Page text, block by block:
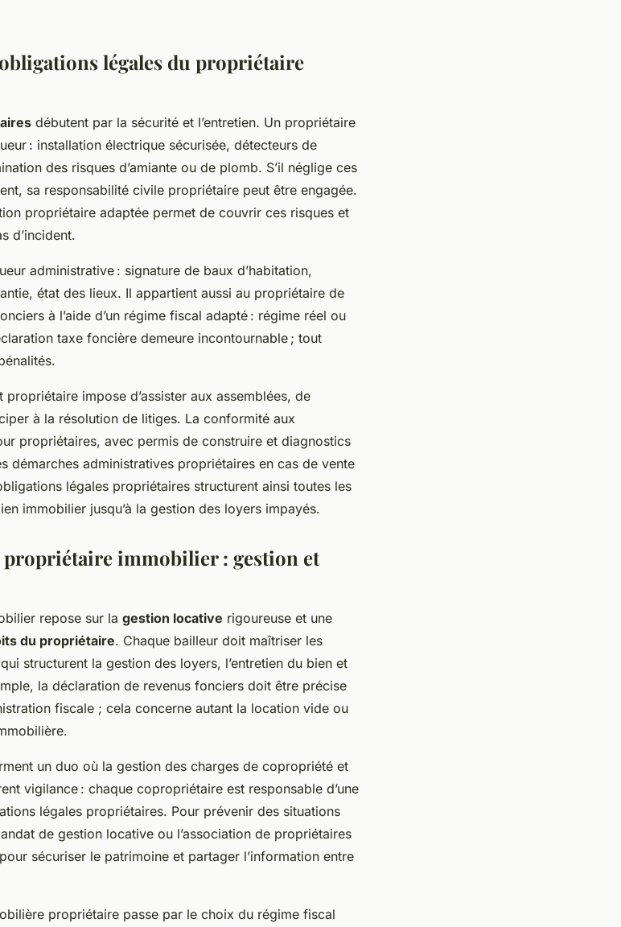
légales du propriétaire
débutent par la sécurité et l’entretien. Un propriétaire
: installation électrique sécurisée, détecteurs de
des risques d’amiante ou de plomb. S’il néglige ces
sa responsabilité civile propriétaire peut être engagée.
propriétaire adaptée permet de couvrir ces risques et
d’incident.
administrative : signature de baux d’habitation,
état des lieux. Il appartient aussi au propriétaire de
à l’aide d’un régime fiscal adapté : régime réel ou
taxe foncière demeure incontournable ; tout
impose d’assister aux assemblées, de
à la résolution de litiges. La conformité aux
propriétaires, avec permis de construire et diagnostics
démarches administratives propriétaires en cas de vente
légales propriétaires structurent ainsi toutes les
immobilier jusqu’à la gestion des loyers impayés.
propriétaire immobilier : gestion et
repose sur la gestion locative rigoureuse et une
du propriétaire. Chaque bailleur doit maîtriser les
structurent la gestion des loyers, l’entretien du bien et
la déclaration de revenus fonciers doit être précise
fiscale ; cela concerne autant la location vide ou
un duo où la gestion des charges de copropriété et
vigilance : chaque copropriétaire est responsable d’une
légales propriétaires. Pour prévenir des situations
de gestion locative ou l’association de propriétaires
sécuriser le patrimoine et partager l’information entre
propriétaire passe par le choix du régime fiscal